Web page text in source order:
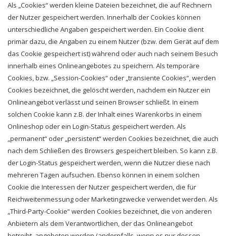
Als „Cookies“ werden kleine Dateien bezeichnet, die auf Rechnern
der Nutzer gespeichert werden. Innerhalb der Cookies können
unterschiedliche Angaben gespeichert werden. Ein Cookie dient
primär dazu, die Angaben zu einem Nutzer (bzw. dem Gerät auf dem
das Cookie gespeichert ist) während oder auch nach seinem Besuch
innerhalb eines Onlineangebotes zu speichern. Als temporäre
Cookies, bzw. „Session-Cookies“ oder „transiente Cookies“, werden
Cookies bezeichnet, die gelöscht werden, nachdem ein Nutzer ein
Onlineangebot verlässt und seinen Browser schließt. In einem
solchen Cookie kann z.B. der Inhalt eines Warenkorbs in einem
Onlineshop oder ein Login-Status gespeichert werden. Als
„permanent“ oder „persistent“ werden Cookies bezeichnet, die auch
nach dem Schließen des Browsers gespeichert bleiben. So kann z.B.
der Login-Status gespeichert werden, wenn die Nutzer diese nach
mehreren Tagen aufsuchen. Ebenso können in einem solchen
Cookie die Interessen der Nutzer gespeichert werden, die für
Reichweitenmessung oder Marketingzwecke verwendet werden. Als
„Third-Party-Cookie“ werden Cookies bezeichnet, die von anderen
Anbietern als dem Verantwortlichen, der das Onlineangebot